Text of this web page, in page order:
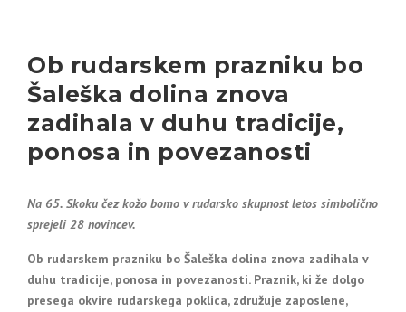
Ob rudarskem prazniku bo
Šaleška dolina znova
zadihala v duhu tradicije,
ponosa in povezanosti
Na 65. Skoku čez kožo bomo v rudarsko skupnost letos simbolično
sprejeli 28 novincev.
Ob rudarskem prazniku bo Šaleška dolina znova zadihala v
duhu tradicije, ponosa in povezanosti. Praznik, ki že dolgo
presega okvire rudarskega poklica, združuje zaposlene,